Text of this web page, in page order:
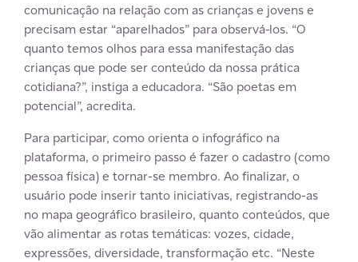
comunicação na relação com as crianças e jovens e
precisam estar “aparelhados” para observá-los. “O
quanto temos olhos para essa manifestação das
crianças que pode ser conteúdo da nossa prática
cotidiana?”, instiga a educadora. “São poetas em
potencial”, acredita.
Para participar, como orienta o infográfico na
plataforma, o primeiro passo é fazer o cadastro (como
pessoa física) e tornar-se membro. Ao finalizar, o
usuário pode inserir tanto iniciativas, registrando-as
no mapa geográfico brasileiro, quanto conteúdos, que
vão alimentar as rotas temáticas: vozes, cidade,
expressões, diversidade, transformação etc. “Neste